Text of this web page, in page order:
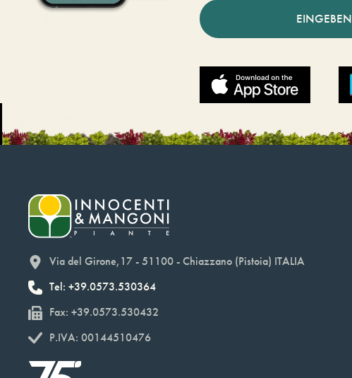
EINGEBEN
Via del Girone,17 - 51100 - Chiazzano (Pistoia) ITALIA
Tel: +39.0573.530364
Fax: +39.0573.530432
P.IVA: 00144510476